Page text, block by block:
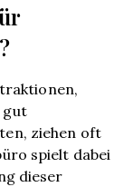
gut
ziehen oft
spielt dabei
dieser